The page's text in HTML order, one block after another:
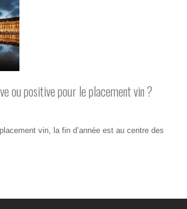
ou positive pour le placement vin ?
vin, la fin d’année est au centre des